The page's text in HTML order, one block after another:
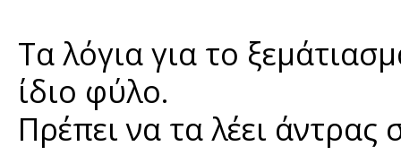
Τα λόγια για το
ίδιο φύλο.
Πρέπει να τα λέει άντρας